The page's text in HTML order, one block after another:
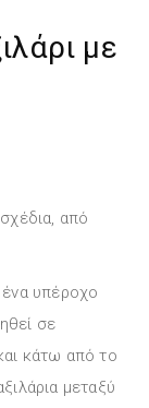
με
από
ένα υπέροχο
σε
κάτω από το
μεταξύ